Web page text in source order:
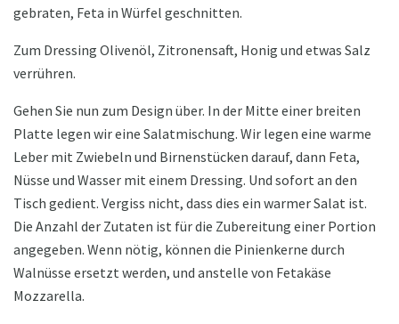
gebraten, Feta in Würfel geschnitten.
Zum Dressing Olivenöl, Zitronensaft, Honig und etwas Salz
verrühren.
Gehen Sie nun zum Design über. In der Mitte einer breiten
Platte legen wir eine Salatmischung. Wir legen eine warme
Leber mit Zwiebeln und Birnenstücken darauf, dann Feta,
Nüsse und Wasser mit einem Dressing. Und sofort an den
Tisch gedient. Vergiss nicht, dass dies ein warmer Salat ist.
Die Anzahl der Zutaten ist für die Zubereitung einer Portion
angegeben. Wenn nötig, können die Pinienkerne durch
Walnüsse ersetzt werden, und anstelle von Fetakäse
Mozzarella.